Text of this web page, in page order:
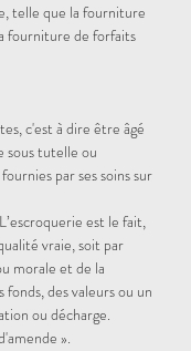
telle que la fourniture
fourniture de forfaits
c'est à dire être âgé
sous tutelle ou
par ses soins sur
est le fait,
vraie, soit par
morale et de la
des valeurs ou un
ou décharge.
».